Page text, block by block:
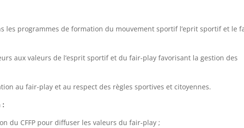
les programmes de formation du mouvement sportif l’eprit sportif et le
aux valeurs de l’esprit sportif et du fair-play favorisant la gestion des
au fair-play et au respect des règles sportives et citoyennes.
:
du CFFP pour diffuser les valeurs du fair-play ;